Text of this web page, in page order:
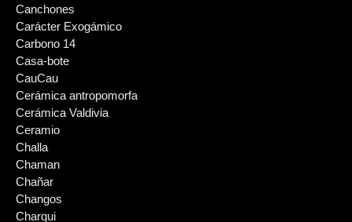
Canchones
Carácter Exogámico
Carbono 14
Casa-bote
CauCau
Cerámica antropomorfa
Cerámica Valdivia
Ceramio
Challa
Chaman
Chañar
Changos
Charqui